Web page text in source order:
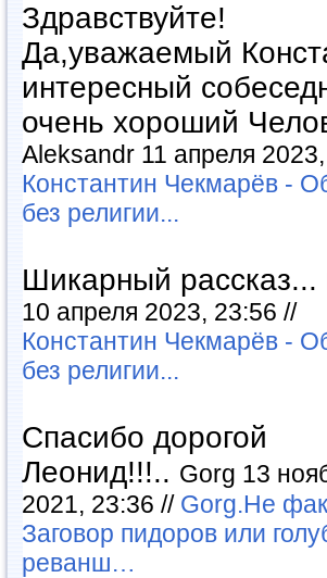
Здравствуйте!
Да,уважаемый
интересный
очень хороший
Aleksandr 11 апреля
Константин Чекмарёв -
без религии...
Шикарный рассказ...
10 апреля 2023, 23:56 //
Константин Чекмарёв -
без религии...
Спасибо дорогой
Леонид!!!.. Gorg 13
2021, 23:36 // Gorg.Не
Заговор пидоров или
реванш…